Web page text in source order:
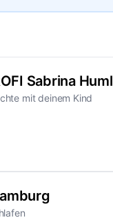
Sabrina Huml
mit deinem Kind